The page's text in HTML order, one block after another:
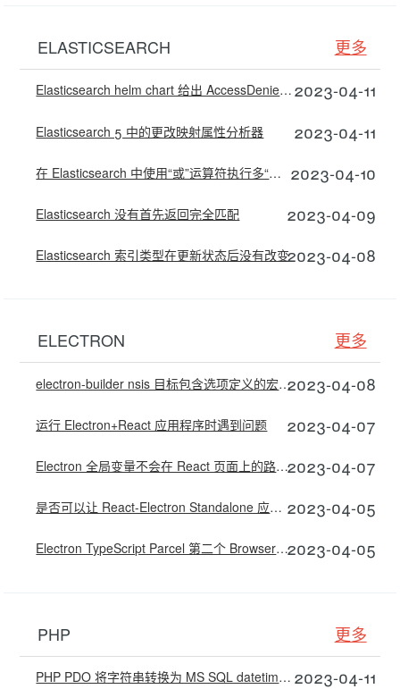
ELASTICSEARCH 更多
Elasticsearch helm chart 给出 AccessDenied 异常 2023-04-11
Elasticsearch 5 中的更改映射属性分析器 2023-04-11
在 Elasticsearch 中使用“或”运算符执行多“匹配短语”查询 2023-04-10
Elasticsearch 没有首先返回完全匹配 2023-04-09
Elasticsearch 索引类型在更新状态后没有改变2023-04-08
ELECTRON 更多
electron-builder nsis 目标包含选项定义的宏在打包期间调用，而不是在安装期间2023-04-08
运行 Electron+React 应用程序时遇到问题 2023-04-07
Electron 全局变量不会在 React 页面上的路由/URL 更改之间持续存在2023-04-07
是否可以让 React-Electron Standalone 应用程序始终保持领先？ 2023-04-05
Electron TypeScript Parcel 第二个 BrowserWindow2023-04-05
PHP 更多
PHP PDO 将字符串转换为 MS SQL datetime2 2023-04-11